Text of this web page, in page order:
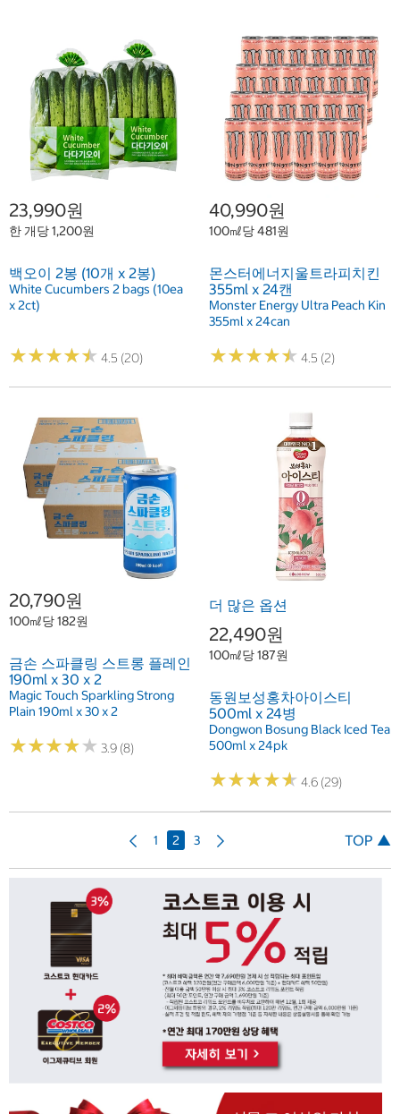
23,990원
한 개당 1,200원
백오이 2봉 (10개 x 2봉)
White Cucumbers 2 bags (10ea
x 2ct)
★★★★★
★★★★★ 4.5 (20)
40,990원
100㎖당 481원
몬스터에너지울트라피치킨
355ml x 24캔
Monster Energy Ultra Peach Kin
355ml x 24can
★★★★★
★★★★★ 4.5 (2)
20,790원
100㎖당 182원
금손 스파클링 스트롱 플레인
190ml x 30 x 2
Magic Touch Sparkling Strong
Plain 190ml x 30 x 2
★★★★★
★★★★★ 3.9 (8)
더 많은 옵션
22,490원
100㎖당 187원
동원보성홍차아이스티
500ml x 24병
Dongwon Bosung Black Iced Tea
500ml x 24pk
★★★★★
★★★★★ 4.6 (29)
1 2 3 TOP ▲